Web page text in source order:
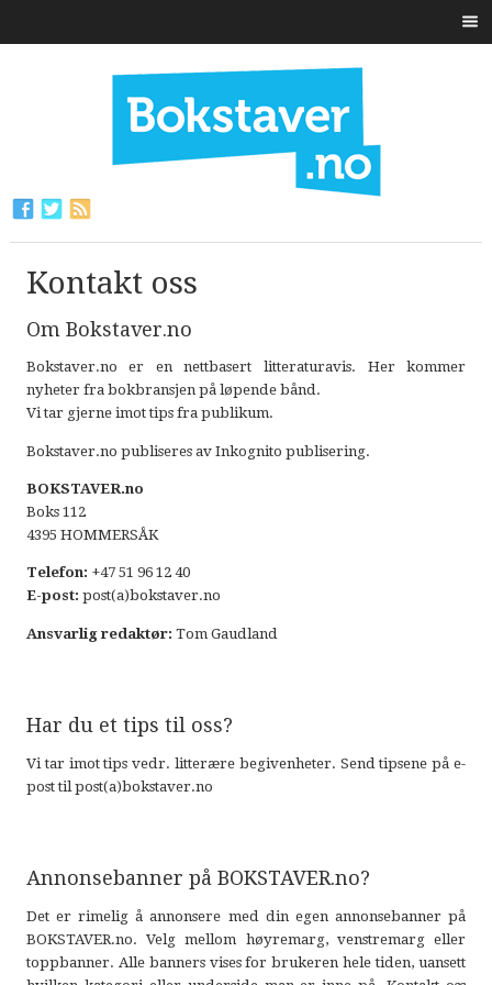
Kontakt oss
Om Bokstaver.no
Bokstaver.no er en nettbasert litteraturavis. Her kommer
nyheter fra bokbransjen på løpende bånd.
Vi tar gjerne imot tips fra publikum.
Bokstaver.no publiseres av Inkognito publisering.
BOKSTAVER.no
Boks 112
4395 HOMMERSÅK
Telefon: +47 51 96 12 40
E-post: post(a)bokstaver.no
Ansvarlig redaktør: Tom Gaudland
Har du et tips til oss?
Vi tar imot tips vedr. litterære begivenheter. Send tipsene på e-
post til post(a)bokstaver.no
Annonsebanner på BOKSTAVER.no?
Det er rimelig å annonsere med din egen annonsebanner på
BOKSTAVER.no. Velg mellom høyremarg, venstremarg eller
toppbanner. Alle banners vises for brukeren hele tiden, uansett